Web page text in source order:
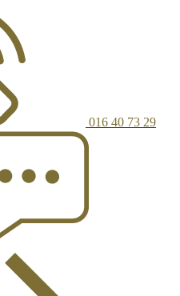
016 40 73 29